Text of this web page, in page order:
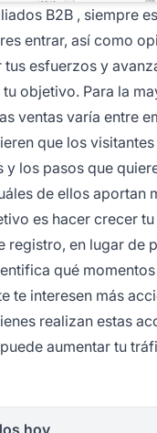
B2B , siempre
entrar, así como
esfuerzos y
objetivo. Para la
ventas varía entre
que los
los pasos que
de ellos
es hacer crecer
en lugar de
qué
te interesen más
realizan estas
aumentar tu
hoy